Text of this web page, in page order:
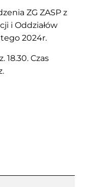
ZG ZASP z
i Oddziałów
2024r.
18.30. Czas